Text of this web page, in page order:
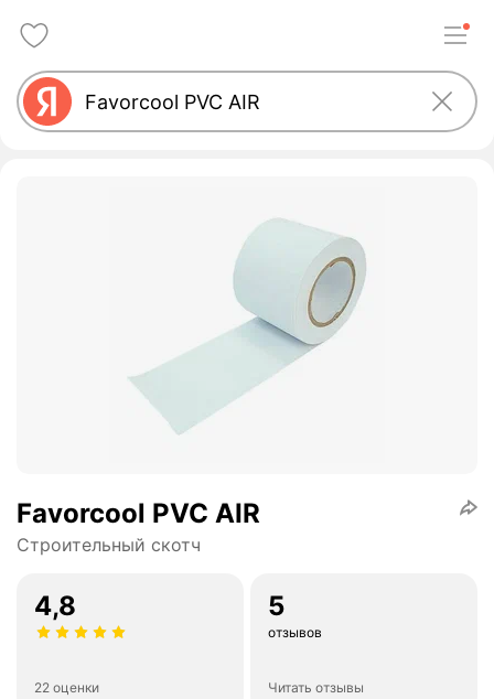
Favorcool PVC AIR
Строительный скотч
4,8
22 оценки
5
отзывов
Читать отзывы